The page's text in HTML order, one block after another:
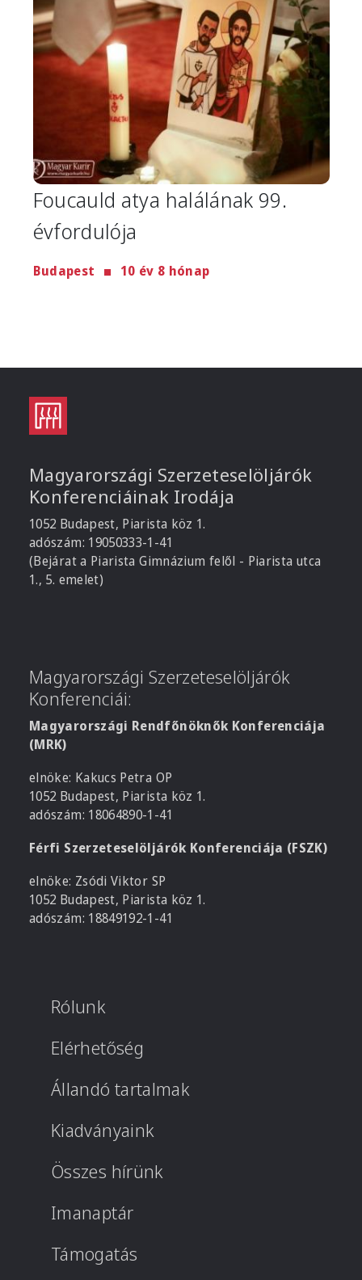
Foucauld atya halálának 99.
évfordulója
Budapest 10 év 8 hónap
Magyarországi Szerzeteselöljárók
Konferenciáinak Irodája
1052 Budapest, Piarista köz 1.
adószám: 19050333-1-41
(Bejárat a Piarista Gimnázium felől - Piarista utca
1., 5. emelet)
Magyarországi Szerzeteselöljárók
Konferenciái:
Magyarországi Rendfőnöknők Konferenciája
(MRK)
elnöke: Kakucs Petra OP
1052 Budapest, Piarista köz 1.
adószám: 18064890-1-41
Férfi Szerzeteselöljárók Konferenciája (FSZK)
elnöke: Zsódi Viktor SP
1052 Budapest, Piarista köz 1.
adószám: 18849192-1-41
Rólunk
Elérhetőség
Állandó tartalmak
Kiadványaink
Összes hírünk
Imanaptár
Támogatás